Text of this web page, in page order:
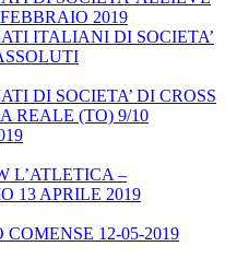
2019
ITALIANI DI SOCIETA’
DI SOCIETA’ DI CROSS
REALE (TO) 9/10
L’ATLETICA –
13 APRILE 2019
12-05-2019